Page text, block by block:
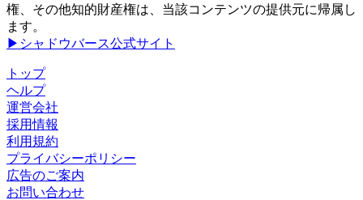
権、その他知的財産権は、当該コンテンツの提供元に帰属し
ます。
▶シャドウバース公式サイト
トップ
ヘルプ
運営会社
採用情報
利用規約
プライバシーポリシー
広告のご案内
お問い合わせ